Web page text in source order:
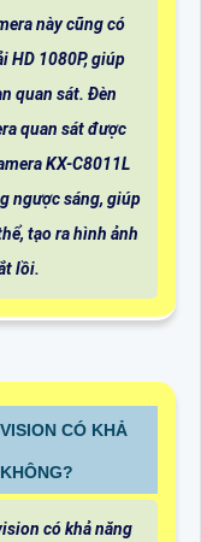
này cũng có
HD 1080P, giúp
quan sát. Đèn
quan sát được
KX-C8011L
ngược sáng, giúp
tạo ra hình ảnh
lồi.
CÓ KHẢ
có khả năng